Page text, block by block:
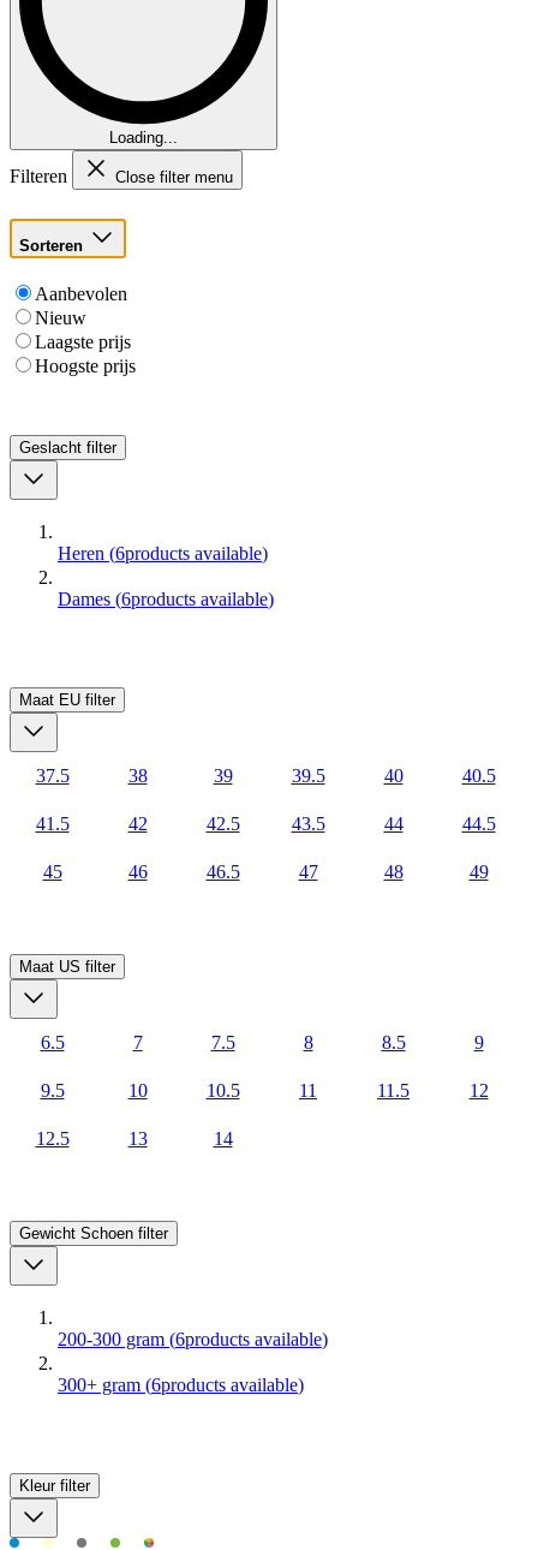
Loading...
Filteren Close filter menu
Sorteren
Aanbevolen
Nieuw
Laagste prijs
Hoogste prijs
Geslacht filter
Heren (6products available)
Dames (6products available)
Maat EU filter
37.5 38 39 39.5 40 40.5
41.5 42 42.5 43.5 44 44.5
45 46 46.5 47 48 49
Maat US filter
6.5 7 7.5 8 8.5 9
9.5 10 10.5 11 11.5 12
12.5 13 14
Gewicht Schoen filter
200-300 gram (6products available)
300+ gram (6products available)
Kleur filter